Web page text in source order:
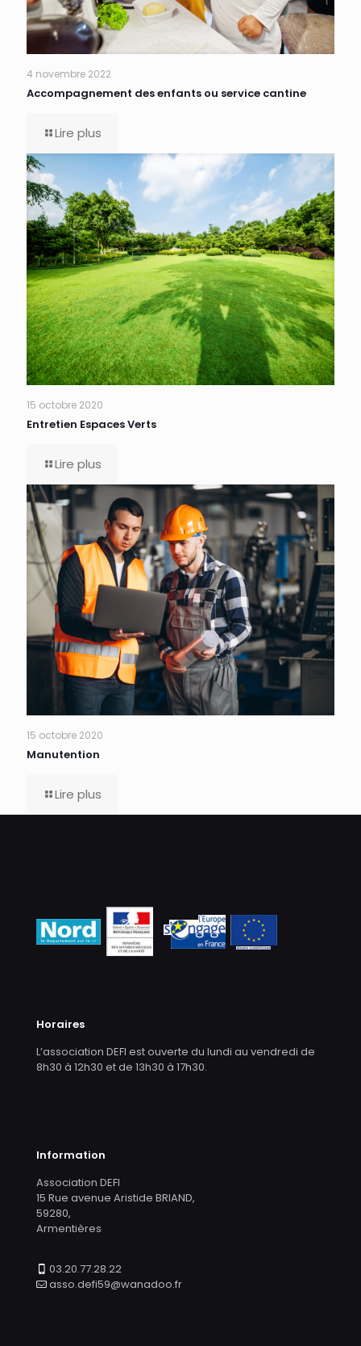
4 novembre 2022
Accompagnement des enfants ou service cantine
Lire plus
15 octobre 2020
Entretien Espaces Verts
Lire plus
15 octobre 2020
Manutention
Lire plus
Horaires
L’association DEFI est ouverte du lundi au vendredi de
8h30 à 12h30 et de 13h30 à 17h30.
Information
Association DEFI
15 Rue avenue Aristide BRIAND,
59280,
Armentières
03.20.77.28.22
asso.defi59@wanadoo.fr